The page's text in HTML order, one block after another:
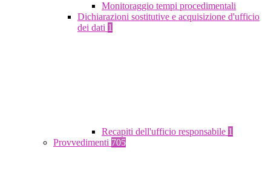
Monitoraggio tempi procedimentali
Dichiarazioni sostitutive e acquisizione d'ufficio
dei dati 1
Recapiti dell'ufficio responsabile 1
Provvedimenti 705